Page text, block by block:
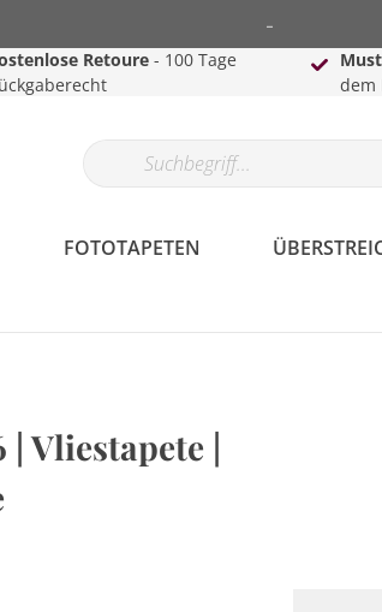
-
Retoure - 100 Tage
dem
FOTOTAPETEN
| Vliestapete |